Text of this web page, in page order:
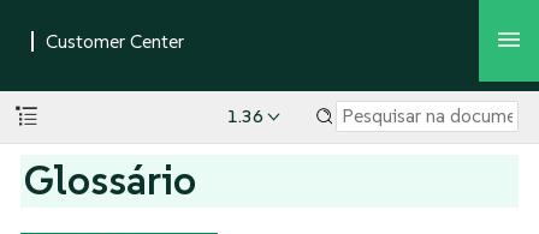
1.36
Glossário